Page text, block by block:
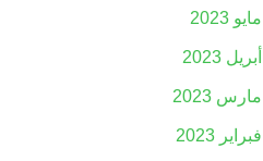
مايو 2023
أبريل 2023
مارس 2023
فبراير 2023